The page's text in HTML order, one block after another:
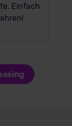
Einfach